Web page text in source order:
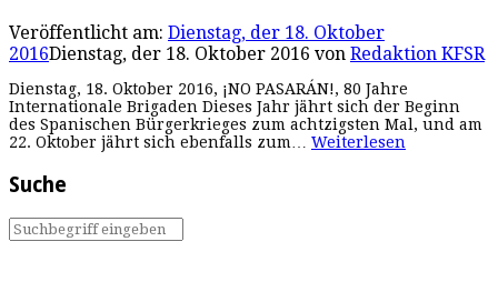
Veröffentlicht am: Dienstag, der 18. Oktober
2016Dienstag, der 18. Oktober 2016 von Redaktion KFSR
Dienstag, 18. Oktober 2016, ¡NO PASARÁN!, 80 Jahre
Internationale Brigaden Dieses Jahr jährt sich der Beginn
des Spanischen Bürgerkrieges zum achtzigsten Mal, und am
22. Oktober jährt sich ebenfalls zum… Weiterlesen
Suche